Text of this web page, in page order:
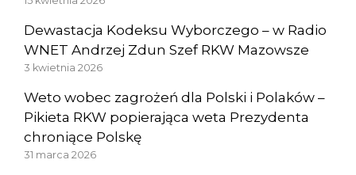
Dewastacja Kodeksu Wyborczego – w Radio
WNET Andrzej Zdun Szef RKW Mazowsze
3 kwietnia 2026
Weto wobec zagrożeń dla Polski i Polaków –
Pikieta RKW popierająca weta Prezydenta
chroniące Polskę
31 marca 2026